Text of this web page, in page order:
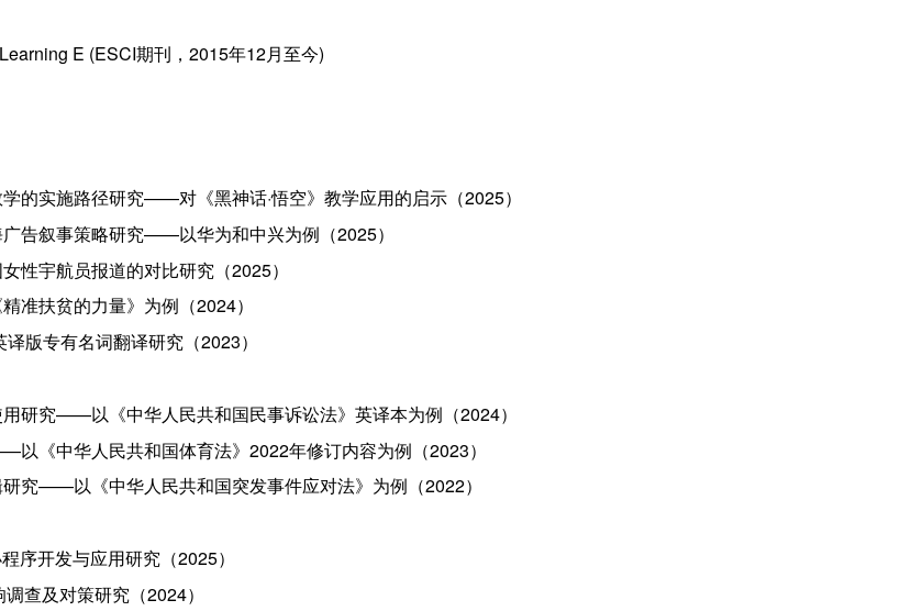
E (ESCI期刊，2015年12月至今)
的实施路径研究——对《黑神话·悟空》教学应用的启示（2025）
告叙事策略研究——以华为和中兴为例（2025）
性宇航员报道的对比研究（2025）
扶贫的力量》为例（2024）
版专有名词翻译研究（2023）
研究——以《中华人民共和国民事诉讼法》英译本为例（2024）
《中华人民共和国体育法》2022年修订内容为例（2023）
究——以《中华人民共和国突发事件应对法》为例（2022）
序开发与应用研究（2025）
查及对策研究（2024）